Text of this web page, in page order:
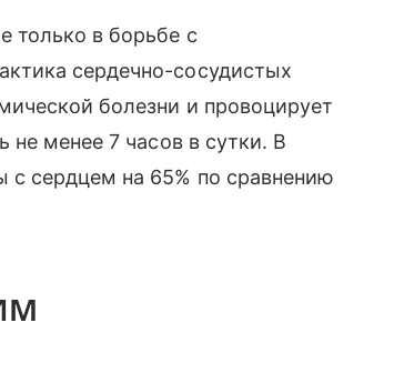
только в борьбе с
сердечно-сосудистых
болезни и провоцирует
не менее 7 часов в сутки. В
сердцем на 65% по сравнению